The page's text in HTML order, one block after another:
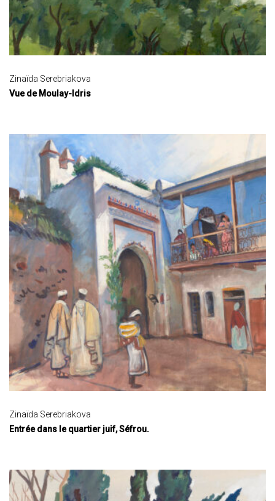
Zinaïda Serebriakova
Vue de Moulay-Idris
Zinaïda Serebriakova
Entrée dans le quartier juif, Séfrou.